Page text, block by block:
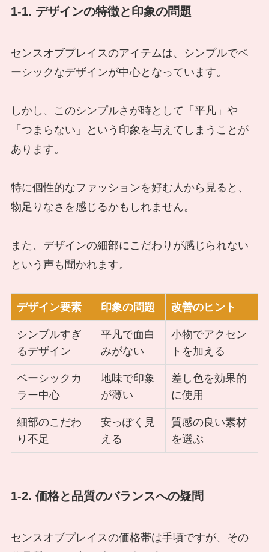
1-1. デザインの特徴と印象の問題
センスオブプレイスのアイテムは、シンプルでベ
ーシックなデザインが中心となっています。
しかし、このシンプルさが時として「平凡」や
「つまらない」という印象を与えてしまうことが
あります。
特に個性的なファッションを好む人から見ると、
物足りなさを感じるかもしれません。
また、デザインの細部にこだわりが感じられない
という声も聞かれます。
デザイン要素 印象の問題 改善のヒント
シンプルすぎ
るデザイン
平凡で面白
みがない
小物でアクセン
トを加える
ベーシックカ
ラー中心
地味で印象
が薄い
差し色を効果的
に使用
細部のこだわ
り不足
安っぽく見
える
質感の良い素材
を選ぶ
1-2. 価格と品質のバランスへの疑問
センスオブプレイスの価格帯は手頃ですが、その